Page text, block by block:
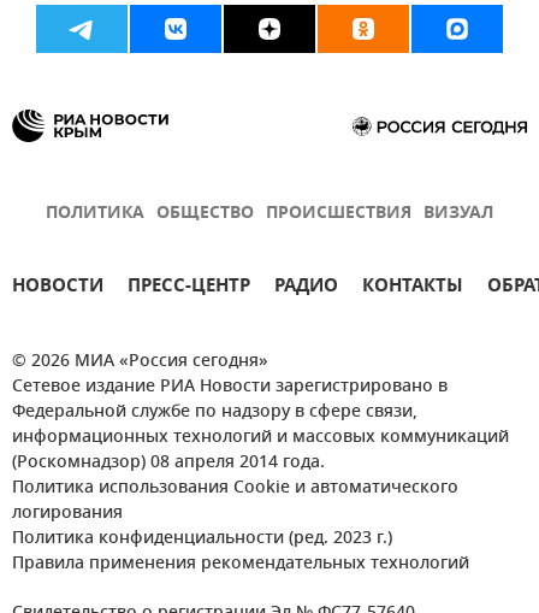
ПОЛИТИКА ОБЩЕСТВО ПРОИСШЕСТВИЯ ВИЗУАЛ
НОВОСТИ ПРЕСС-ЦЕНТР РАДИО КОНТАКТЫ
© 2026 МИА «Россия сегодня»
Сетевое издание РИА Новости зарегистрировано в
Федеральной службе по надзору в сфере связи,
информационных технологий и массовых коммуникаций
(Роскомнадзор) 08 апреля 2014 года.
Политика использования Cookie и автоматического
логирования
Политика конфиденциальности (ред. 2023 г.)
Правила применения рекомендательных технологий